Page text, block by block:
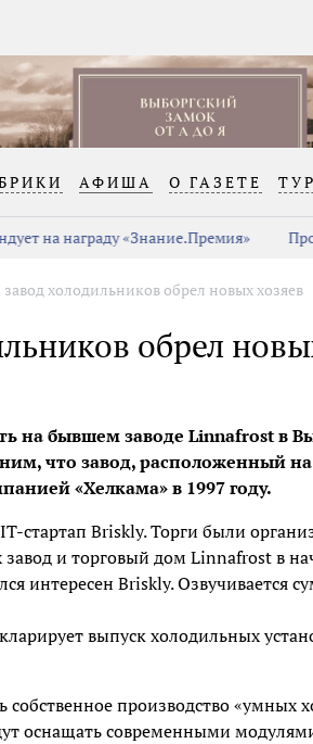
АФИША О ГАЗЕТЕ
на награду «Знание.Премия»
холодильников обрел новых хозяев
обрел
на бывшем заводе Linnafrost в
что завод, расположенный
«Хелкама» в 1997 году.
стартап Briskly. Торги были
и торговый дом Linnafrost в
интересен Briskly. Озвучивается
выпуск холодильных
собственное производство «умных
оснащать современными